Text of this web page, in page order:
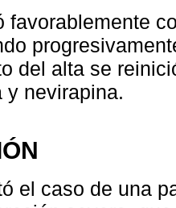
favorablemente
del alta se
y nevirapina.
el caso de una